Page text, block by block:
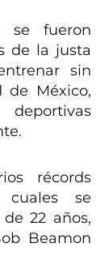
se fueron
de la justa
sin
de México,
récords
cuales se
22 años,
Beamon